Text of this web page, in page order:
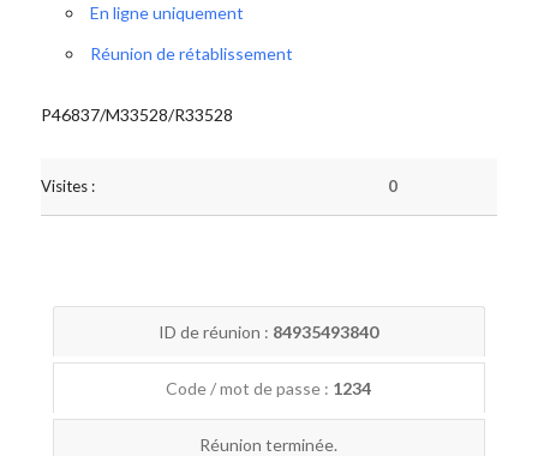
En ligne uniquement
Réunion de rétablissement
P46837/M33528/R33528
Visites : 0
ID de réunion : 84935493840
Code / mot de passe : 1234
Réunion terminée.